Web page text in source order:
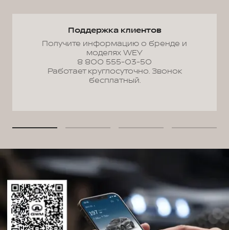
Поддержка клиентов
Получите информацию о бренде и
моделях WEY
8 800 555-03-50
Работает круглосуточно. Звонок
бесплатный.